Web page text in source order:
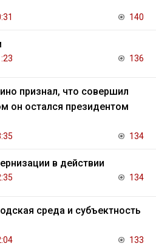
140
136
признал, что совершил
он остался президентом
134
в действии
134
среда и субъектность
133